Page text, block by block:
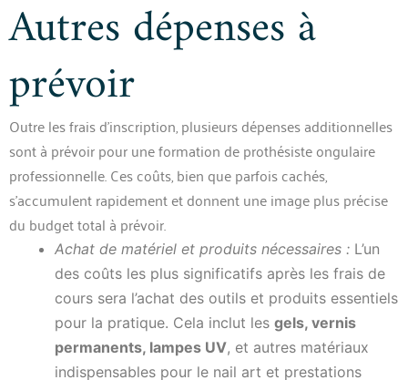
Autres dépenses à
prévoir
Outre les frais d’inscription, plusieurs dépenses additionnelles
sont à prévoir pour une formation de prothésiste ongulaire
professionnelle. Ces coûts, bien que parfois cachés,
s’accumulent rapidement et donnent une image plus précise
du budget total à prévoir.
Achat de matériel et produits nécessaires : L’un
des coûts les plus significatifs après les frais de
cours sera l’achat des outils et produits essentiels
pour la pratique. Cela inclut les gels, vernis
permanents, lampes UV, et autres matériaux
indispensables pour le nail art et prestations